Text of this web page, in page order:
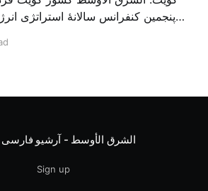
پنجمین کنفرانس سالانهٔ استراتژی
متخصص از شرکت‌های جهانی نفت و
الشرق الأوسط - آرشیو فارسی
Sign up